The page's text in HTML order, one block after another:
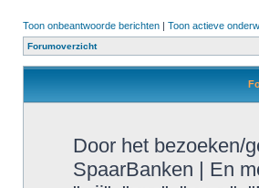
Toon onbeantwoorde berichten | Toon actieve
Forumoverzicht
Door het bezoeken/
SpaarBanken | En